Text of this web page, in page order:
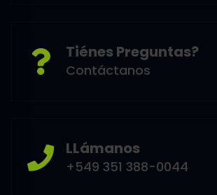
Tiénes Preguntas?
Contáctanos
LLámanos
+549 351 388-0044